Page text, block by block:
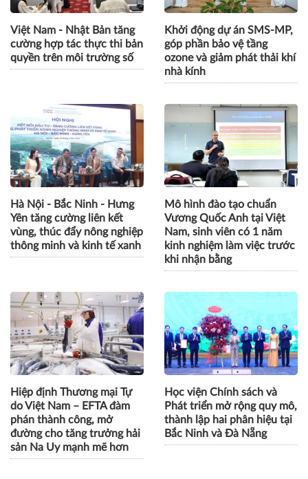
Việt Nam - Nhật Bản tăng
cường hợp tác thực thi bản
quyền trên môi trường số
Khởi động dự án SMS-MP,
góp phần bảo vệ tầng
ozone và giảm phát thải khí
nhà kính
Hà Nội - Bắc Ninh - Hưng
Yên tăng cường liên kết
vùng, thúc đẩy nông nghiệp
thông minh và kinh tế xanh
Mô hình đào tạo chuẩn
Vương Quốc Anh tại Việt
Nam, sinh viên có 1 năm
kinh nghiệm làm việc trước
khi nhận bằng